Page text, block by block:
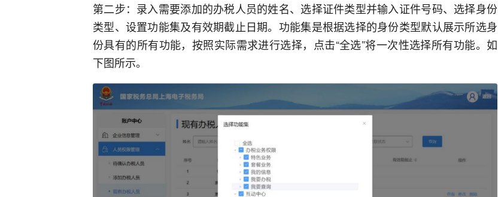
第二步：录入需要添加的办税人员的姓名、选择证件类型并输入证件号码、选择身份
类型、设置功能集及有效期截止日期。功能集是根据选择的身份类型默认展示所选身
份具有的所有功能，按照实际需求进行选择，点击“全选”将一次性选择所有功能。如
下图所示。